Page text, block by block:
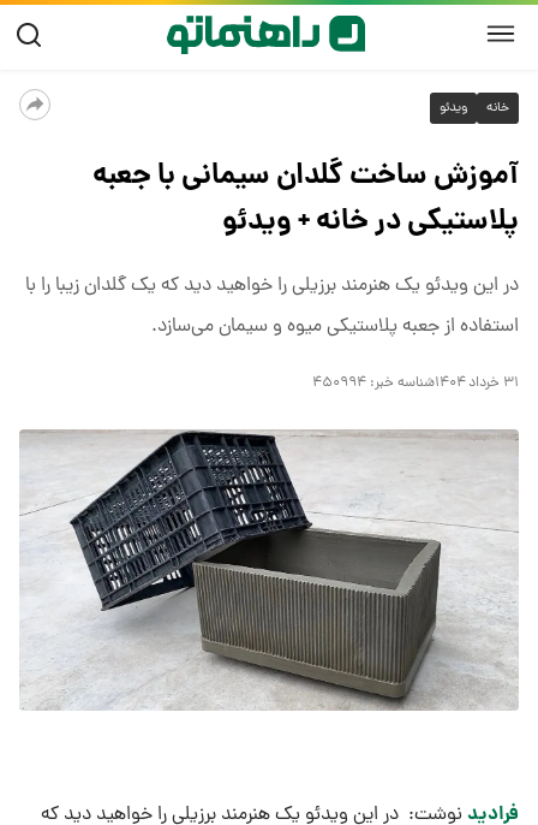
خانه ویدئو
آموزش ساخت گلدان سیمانی با جعبه
پلاستیکی در خانه + ویدئو
در این ویدئو یک هنرمند برزیلی را خواهید دید که یک گلدان زیبا را با
استفاده از جعبه پلاستیکی میوه و سیمان می‌سازد.
۳۱ خرداد ۱۴۰۴ شناسه خبر: ۴۵۰۹۹۴
فرادید نوشت: در این ویدئو یک هنرمند برزیلی را خواهید دید که